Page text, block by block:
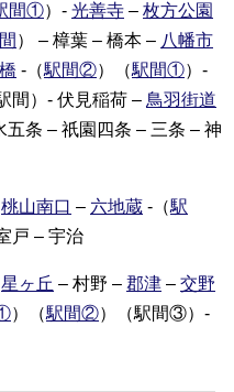
間①）- 光善寺 – 枚方公園
） – 樟葉 – 橋本 – 八幡市
-（駅間②）（駅間①）-
間）- 伏見稲荷 – 鳥羽街道
五条 – 祇園四条 – 三条 – 神
桃山南口 – 六地蔵 -（駅
戸 – 宇治
星ヶ丘 – 村野 – 郡津 – 交野
）（駅間②）（駅間③）-